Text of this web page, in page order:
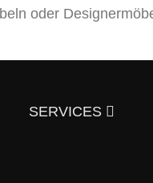
oder
Sie elegante,
SERVICES